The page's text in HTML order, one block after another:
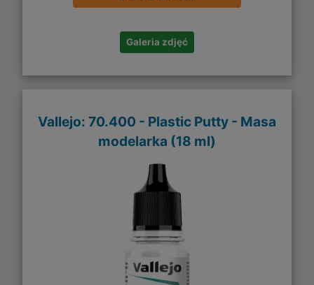
Galeria zdjęć
Vallejo: 70.400 - Plastic Putty - Masa
modelarka (18 ml)